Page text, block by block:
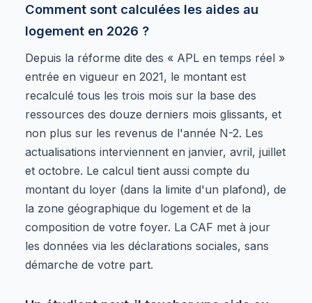
Comment sont calculées les aides au
logement en 2026 ?
Depuis la réforme dite des « APL en temps réel »
entrée en vigueur en 2021, le montant est
recalculé tous les trois mois sur la base des
ressources des douze derniers mois glissants, et
non plus sur les revenus de l'année N-2. Les
actualisations interviennent en janvier, avril, juillet
et octobre. Le calcul tient aussi compte du
montant du loyer (dans la limite d'un plafond), de
la zone géographique du logement et de la
composition de votre foyer. La CAF met à jour
les données via les déclarations sociales, sans
démarche de votre part.